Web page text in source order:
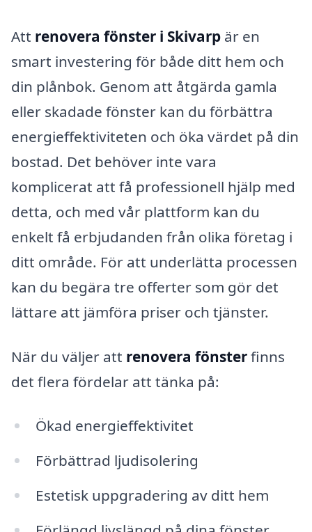
Att renovera fönster i Skivarp är en
smart investering för både ditt hem och
din plånbok. Genom att åtgärda gamla
eller skadade fönster kan du förbättra
energieffektiviteten och öka värdet på din
bostad. Det behöver inte vara
komplicerat att få professionell hjälp med
detta, och med vår plattform kan du
enkelt få erbjudanden från olika företag i
ditt område. För att underlätta processen
kan du begära tre offerter som gör det
lättare att jämföra priser och tjänster.
När du väljer att renovera fönsterfinns
det flera fördelar att tänka på:
Ökad energieffektivitet
Förbättrad ljudisolering
Estetisk uppgradering av ditt hem